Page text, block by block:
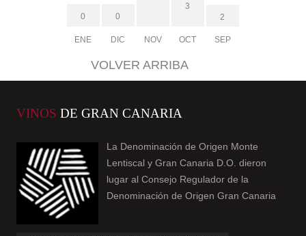
0
ENE
0
DIC NOV
3
OCT
2
SEP
VOLVER ARRIBA
VINOS DE GRAN CANARIA
La Denominación de Origen Monte
Lentiscal y Gran Canaria D.O. dieron
lugar al Consejo Regulador de la
Denominación de Origen Gran Canaria